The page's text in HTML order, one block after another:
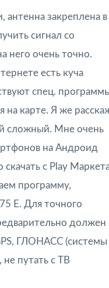
антенна закреплена в
сигнал со
него очень точно.
есть куча
спец.
на карте. Я же
сложный. Мне очень
на Андроид
с Play
программу,
E. Для точного
должен
ГЛОНАСС (системы
путать с ТВ